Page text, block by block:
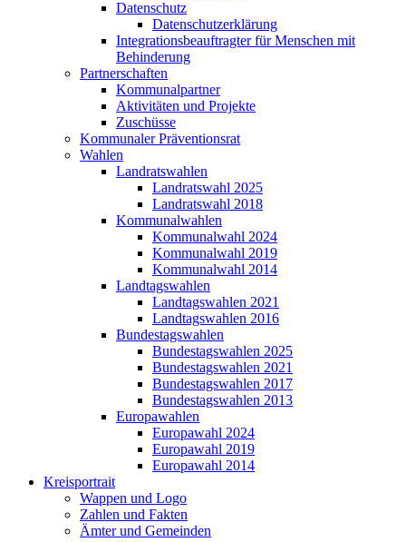
Datenschutz
Datenschutzerklärung
Integrationsbeauftragter für Menschen mit
Behinderung
Partnerschaften
Kommunalpartner
Aktivitäten und Projekte
Zuschüsse
Kommunaler Präventionsrat
Wahlen
Landratswahlen
Landratswahl 2025
Landratswahl 2018
Kommunalwahlen
Kommunalwahl 2024
Kommunalwahl 2019
Kommunalwahl 2014
Landtagswahlen
Landtagswahlen 2021
Landtagswahlen 2016
Bundestagswahlen
Bundestagswahlen 2025
Bundestagswahlen 2021
Bundestagswahlen 2017
Bundestagswahlen 2013
Europawahlen
Europawahl 2024
Europawahl 2019
Europawahl 2014
Kreisportrait
Wappen und Logo
Zahlen und Fakten
Ämter und Gemeinden